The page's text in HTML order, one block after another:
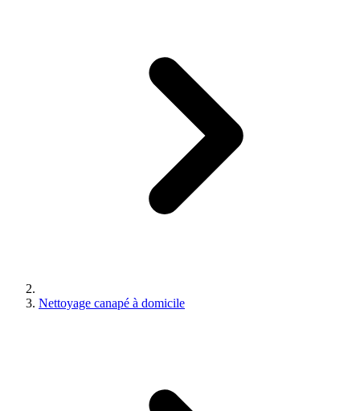
Nettoyage canapé à domicile